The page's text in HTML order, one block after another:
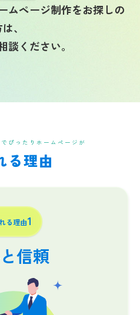
ムページ制作をお探しの
、
談ください。
ぴったりホームページが
る理由
る理由1
信頼